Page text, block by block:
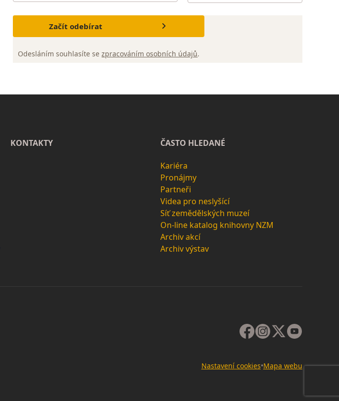
Začít odebírat
Odesláním souhlasíte sezpracováním osobních údajů.
KONTAKTY ČASTO HLEDANÉ
Kariéra
Pronájmy
Partneři
Videa pro neslyšící
Síť zemědělských muzeí
On-line katalog knihovny NZM
Archiv akcí
Archiv výstav
Nastavení cookies•Mapa webu